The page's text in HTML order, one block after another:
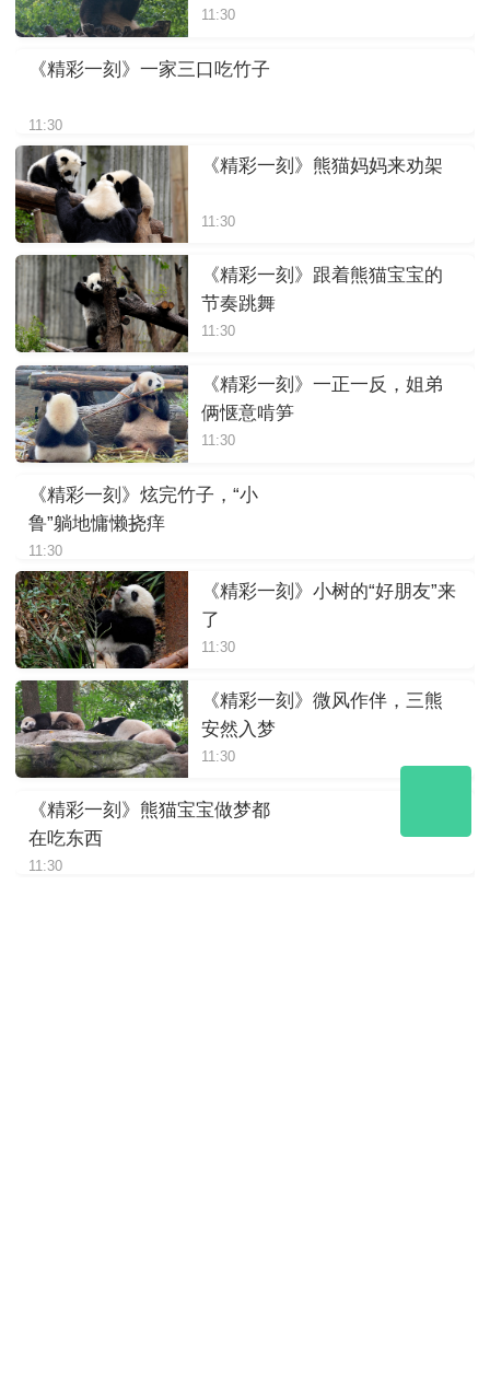
11:30
《精彩一刻》一家三口吃竹子
11:30
《精彩一刻》熊猫妈妈来劝架
11:30
《精彩一刻》跟着熊猫宝宝的
节奏跳舞
11:30
《精彩一刻》一正一反，姐弟
俩惬意啃笋
11:30
《精彩一刻》炫完竹子，“小
鲁”躺地慵懒挠痒
11:30
《精彩一刻》小树的“好朋友”来
了
11:30
《精彩一刻》微风作伴，三熊
安然入梦
11:30
《精彩一刻》熊猫宝宝做梦都
在吃东西
11:30